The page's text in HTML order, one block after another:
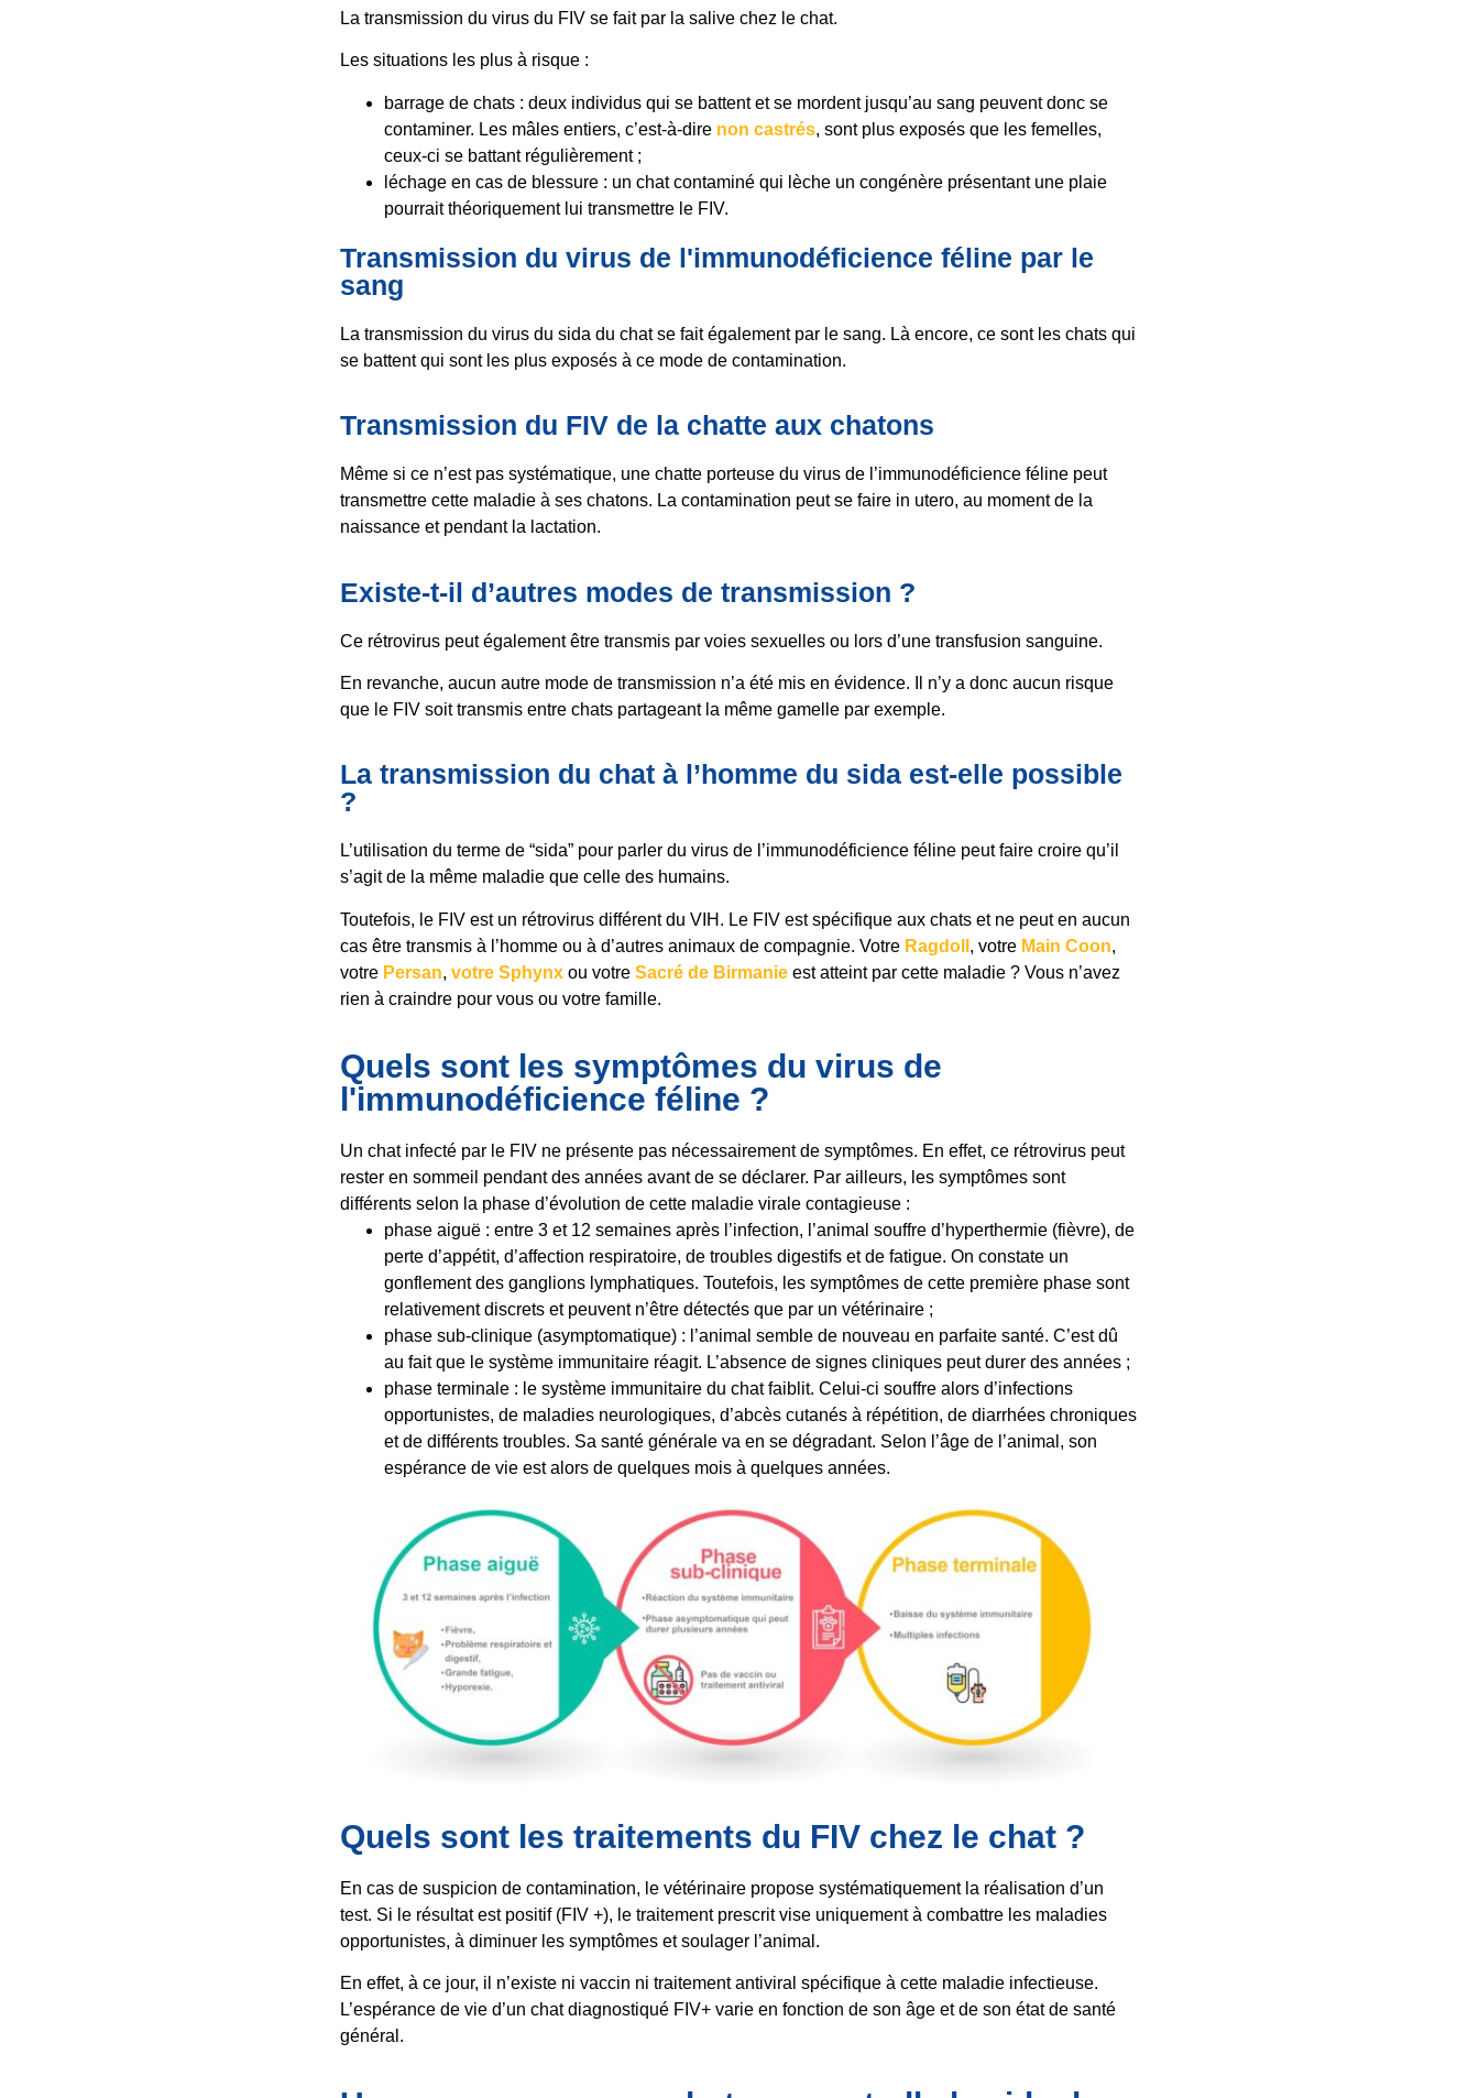
La transmission du virus du FIV se fait par la salive chez le chat.
Les situations les plus à risque :
barrage de chats : deux individus qui se battent et se mordent jusqu’au sang peuvent donc se
contaminer. Les mâles entiers, c’est-à-direnon castrés, sont plus exposés que les femelles,
ceux-ci se battant régulièrement ;
léchage en cas de blessure : un chat contaminé qui lèche un congénère présentant une plaie
pourrait théoriquement lui transmettre le FIV.
Transmission du virus de l'immunodéficience féline par le
sang
La transmission du virus du sida du chat se fait également par le sang. Là encore, ce sont les chats qui
se battent qui sont les plus exposés à ce mode de contamination.
Transmission du FIV de la chatte aux chatons
Même si ce n’est pas systématique, une chatte porteuse du virus de l’immunodéficience féline peut
transmettre cette maladie à ses chatons. La contamination peut se faire in utero, au moment de la
naissance et pendant la lactation.
Existe-t-il d’autres modes de transmission ?
Ce rétrovirus peut également être transmis par voies sexuelles ou lors d’une transfusion sanguine.
En revanche, aucun autre mode de transmission n’a été mis en évidence. Il n’y a donc aucun risque
que le FIV soit transmis entre chats partageant la même gamelle par exemple.
La transmission du chat à l’homme du sida est-elle possible
?
L’utilisation du terme de “sida” pour parler du virus de l’immunodéficience féline peut faire croire qu’il
s’agit de la même maladie que celle des humains.
Toutefois, le FIV est un rétrovirus différent du VIH. Le FIV est spécifique aux chats et ne peut en aucun
cas être transmis à l’homme ou à d’autres animaux de compagnie. Votre Ragdoll , votre Main Coon,
votre Persan, votre Sphynx ou votre Sacré de Birmanieest atteint par cette maladie ? Vous n’avez
rien à craindre pour vous ou votre famille.
Quels sont les symptômes du virus de
l'immunodéficience féline ?
Un chat infecté par le FIV ne présente pas nécessairement de symptômes. En effet, ce rétrovirus peut
rester en sommeil pendant des années avant de se déclarer. Par ailleurs, les symptômes sont
différents selon la phase d’évolution de cette maladie virale contagieuse :
phase aiguë : entre 3 et 12 semaines après l’infection, l’animal souffre d’hyperthermie (fièvre), de
perte d’appétit, d’affection respiratoire, de troubles digestifs et de fatigue. On constate un
gonflement des ganglions lymphatiques. Toutefois, les symptômes de cette première phase sont
relativement discrets et peuvent n’être détectés que par un vétérinaire ;
phase sub-clinique (asymptomatique) : l’animal semble de nouveau en parfaite santé. C’est dû
au fait que le système immunitaire réagit. L’absence de signes cliniques peut durer des années ;
phase terminale : le système immunitaire du chat faiblit. Celui-ci souffre alors d’infections
opportunistes, de maladies neurologiques, d’abcès cutanés à répétition, de diarrhées chroniques
et de différents troubles. Sa santé générale va en se dégradant. Selon l’âge de l’animal, son
espérance de vie est alors de quelques mois à quelques années.
Quels sont les traitements du FIV chez le chat ?
En cas de suspicion de contamination, le vétérinaire propose systématiquement la réalisation d’un
test. Si le résultat est positif (FIV +), le traitement prescrit vise uniquement à combattre les maladies
opportunistes, à diminuer les symptômes et soulager l’animal.
En effet, à ce jour, il n’existe ni vaccin ni traitement antiviral spécifique à cette maladie infectieuse.
L’espérance de vie d’un chat diagnostiqué FIV+ varie en fonction de son âge et de son état de santé
général.